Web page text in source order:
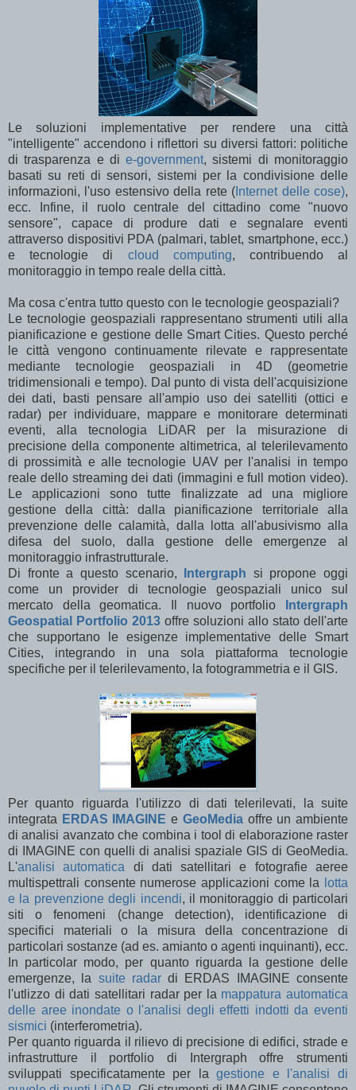
Le soluzioni implementative per rendere una città
"intelligente" accendono i riflettori su diversi fattori: politiche
di trasparenza e die-government, sistemi di monitoraggio
basati su reti di sensori, sistemi per la condivisione delle
informazioni, l'uso estensivo della rete ( Internet delle cose),
ecc. Infine, il ruolo centrale del cittadino come "nuovo
sensore", capace di produre dati e segnalare eventi
attraverso dispositivi PDA (palmari, tablet, smartphone, ecc.)
e tecnologie di cloud computing, contribuendo al
monitoraggio in tempo reale della città.
Ma cosa c'entra tutto questo con le tecnologie geospaziali?
Le tecnologie geospaziali rappresentano strumenti utili alla
pianificazione e gestione delle Smart Cities. Questo perché
le città vengono continuamente rilevate e rappresentate
mediante tecnologie geospaziali in 4D (geometrie
tridimensionali e tempo). Dal punto di vista dell'acquisizione
dei dati, basti pensare all'ampio uso dei satelliti (ottici e
radar) per individuare, mappare e monitorare determinati
eventi, alla tecnologia LiDAR per la misurazione di
precisione della componente altimetrica, al telerilevamento
di prossimità e alle tecnologie UAV per l'analisi in tempo
reale dello streaming dei dati (immagini e full motion video).
Le applicazioni sono tutte finalizzate ad una migliore
gestione della città: dalla pianificazione territoriale alla
prevenzione delle calamità, dalla lotta all'abusivismo alla
difesa del suolo, dalla gestione delle emergenze al
monitoraggio infrastrutturale.
Di fronte a questo scenario,
Intergraph si propone oggi
come un provider di tecnologie geospaziali unico sul
mercato della geomatica. Il nuovo portfolio
Intergraph
Geospatial Portfolio 2013 offre soluzioni allo stato dell'arte
che supportano le esigenze implementative delle Smart
Cities, integrando in una sola piattaforma tecnologie
specifiche per il telerilevamento, la fotogrammetria e il GIS.
Per quanto riguarda l'utilizzo di dati telerilevati, la suite
integrata ERDAS IMAGINE e GeoMediaoffre un ambiente
di analisi avanzato che combina i tool di elaborazione raster
di IMAGINE con quelli di analisi spaziale GIS di GeoMedia.
L'analisi automatica di dati satellitari e fotografie aeree
multispettrali consente numerose applicazioni come la lotta
e la prevenzione degli incendi, il monitoraggio di particolari
siti o fenomeni (change detection), identificazione di
specifici materiali o la misura della concentrazione di
particolari sostanze (ad es. amianto o agenti inquinanti), ecc.
In particolar modo, per quanto riguarda la gestione delle
emergenze, la suite radardi ERDAS IMAGINE consente
l'utlizzo di dati satellitari radar per la mappatura automatica
delle aree inondate o l'analisi degli effetti indotti da eventi
sismici (interferometria).
Per quanto riguarda il rilievo di precisione di edifici, strade e
infrastrutture il portfolio di Intergraph offre strumenti
sviluppati specificatamente per lagestione e l'analisi di